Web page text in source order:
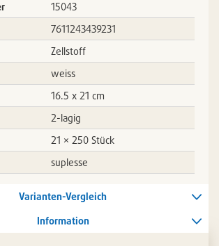
15043
7611243439231
Zellstoff
weiss
16.5 x 21 cm
2-lagig
21 × 250 Stück
suplesse
Varianten-Vergleich
Information